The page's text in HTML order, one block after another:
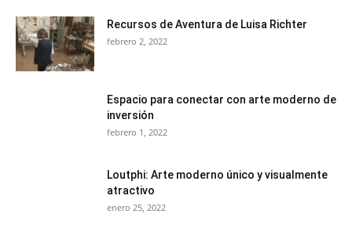
Recursos de Aventura de Luisa Richter
febrero 2, 2022
Espacio para conectar con arte moderno de
inversión
febrero 1, 2022
Loutphi: Arte moderno único y visualmente
atractivo
enero 25, 2022